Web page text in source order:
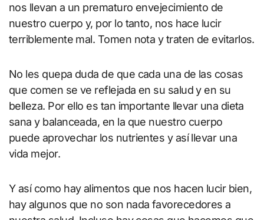
nos llevan a un prematuro envejecimiento de
nuestro cuerpo y, por lo tanto, nos hace lucir
terriblemente mal. Tomen nota y traten de evitarlos.
No les quepa duda de que cada una de las cosas
que comen se ve reflejada en su salud y en su
belleza. Por ello es tan importante llevar una dieta
sana y balanceada, en la que nuestro cuerpo
puede aprovechar los nutrientes y así llevar una
vida mejor.
Y así como hay alimentos que nos hacen lucir bien,
hay algunos que no son nada favorecedores a